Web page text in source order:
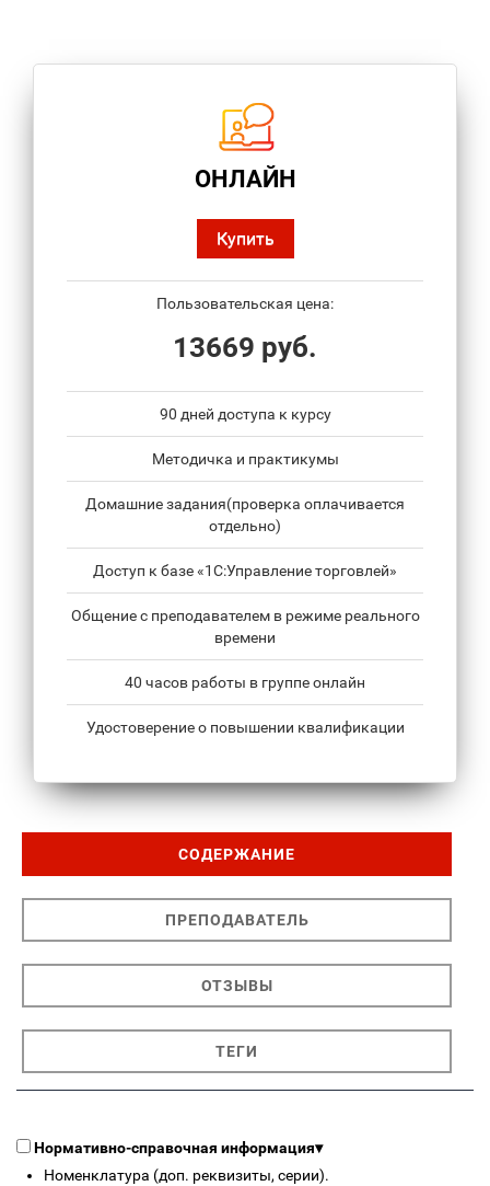
ОНЛАЙН
Купить
Пользовательская цена:
13669 руб.
90 дней доступа к курсу
Методичка и практикумы
Домашние задания(проверка оплачивается
отдельно)
Доступ к базе «1С:Управление торговлей»
Общение с преподавателем в режиме реального
времени
40 часов работы в группе онлайн
Удостоверение о повышении квалификации
СОДЕРЖАНИЕ
ПРЕПОДАВАТЕЛЬ
ОТЗЫВЫ
ТЕГИ
Нормативно-справочная информация▾
Номенклатура (доп. реквизиты, серии).